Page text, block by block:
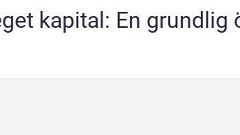
kapital: En grundlig